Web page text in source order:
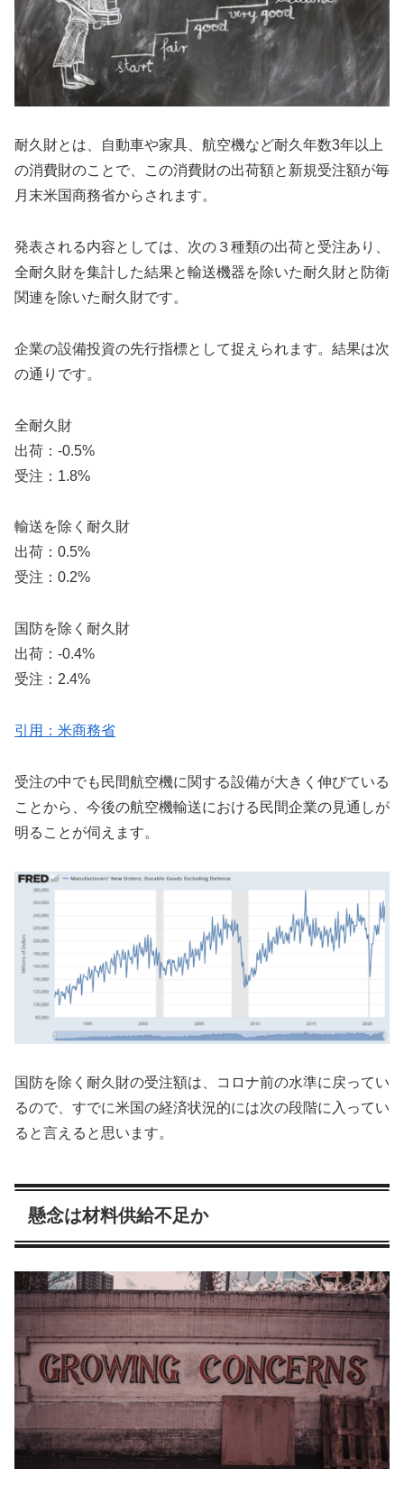
耐久財とは、自動車や家具、航空機など耐久年数3年以上
の消費財のことで、この消費財の出荷額と新規受注額が毎
月末米国商務省からされます。
発表される内容としては、次の３種類の出荷と受注あり、
全耐久財を集計した結果と輸送機器を除いた耐久財と防衛
関連を除いた耐久財です。
企業の設備投資の先行指標として捉えられます。結果は次
の通りです。
全耐久財
出荷：-0.5%
受注：1.8%
輸送を除く耐久財
出荷：0.5%
受注：0.2%
国防を除く耐久財
出荷：-0.4%
受注：2.4%
引用：米商務省
受注の中でも民間航空機に関する設備が大きく伸びている
ことから、今後の航空機輸送における民間企業の見通しが
明ることが伺えます。
国防を除く耐久財の受注額は、コロナ前の水準に戻ってい
るので、すでに米国の経済状況的には次の段階に入ってい
ると言えると思います。
懸念は材料供給不足か